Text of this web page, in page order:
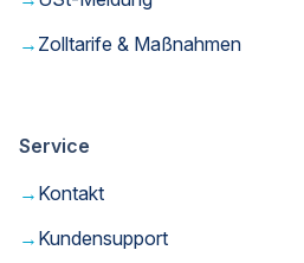
→ Zolltarife & Maßnahmen
Service
→ Kontakt
→ Kundensupport